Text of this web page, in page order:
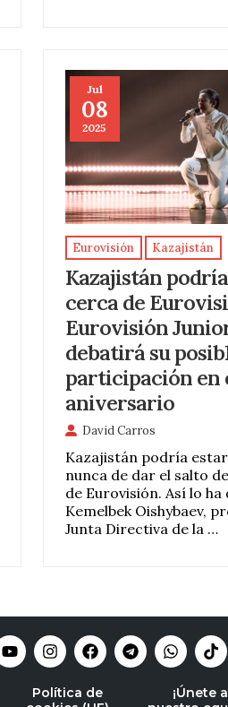
Jul
08
2025
Eurovisión Kazajistán
Kazajistán
cerca de
Eurovisión
debatirá su
participación en
aniversario
David Carros
Kazajistán podría
nunca de dar el salto
de Eurovisión. Así lo
Kemelbek Oishybaev,
Junta Directiva de la …
Política de
¡Únete a